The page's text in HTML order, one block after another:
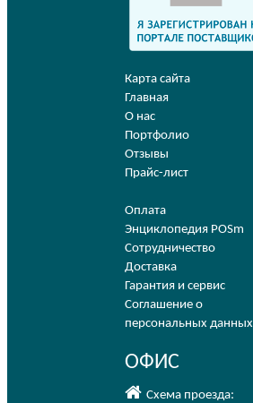
Карта сайта
Главная
О нас
Портфолио
Отзывы
Прайс-лист
Оплата
Энциклопедия POSm
Сотрудничество
Доставка
Гарантия и сервис
Соглашение о
персональных данных
ОФИС
Схема проезда: